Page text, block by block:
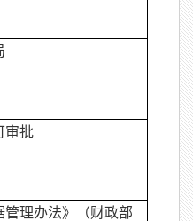
审批
管理办法》（财政部